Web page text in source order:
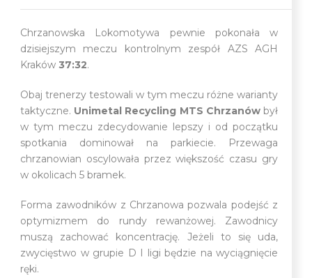
Chrzanowska Lokomotywa pewnie pokonała w
dzisiejszym meczu kontrolnym zespół AZS AGH
Kraków 37:32.
Obaj trenerzy testowali w tym meczu różne warianty
taktyczne. Unimetal Recycling MTS Chrzanówbył
w tym meczu zdecydowanie lepszy i od początku
spotkania dominował na parkiecie. Przewaga
chrzanowian oscylowała przez większość czasu gry
w okolicach 5 bramek.
Forma zawodników z Chrzanowa pozwala podejść z
optymizmem do rundy rewanżowej. Zawodnicy
muszą zachować koncentrację. Jeżeli to się uda,
zwycięstwo w grupie D I ligi będzie na wyciągnięcie
ręki.